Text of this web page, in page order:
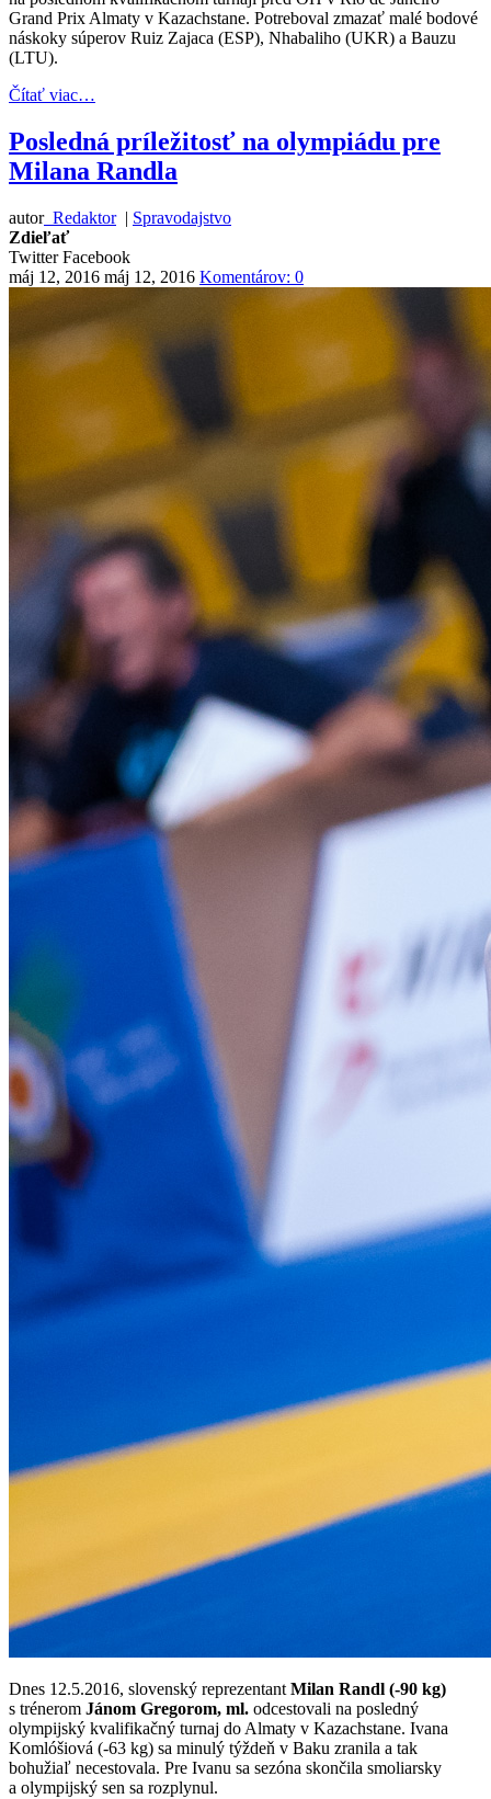
Grand Prix Almaty v Kazachstane. Potreboval zmazať malé bodové
náskoky súperov Ruiz Zajaca (ESP), Nhabaliho (UKR) a Bauzu
(LTU).
Čítať viac…
Posledná príležitosť na olympiádu pre
Milana Randla
autor Redaktor | Spravodajstvo
Zdieľať
Twitter Facebook
máj 12, 2016 máj 12, 2016 Komentárov: 0
Dnes 12.5.2016, slovenský reprezentant Milan Randl (-90 kg)
s trénerom Jánom Gregorom, ml. odcestovali na posledný
olympijský kvalifikačný turnaj do Almaty v Kazachstane. Ivana
Komlóšiová (-63 kg) sa minulý týždeň v Baku zranila a tak
bohužiaľ necestovala. Pre Ivanu sa sezóna skončila smoliarsky
a olympijský sen sa rozplynul.